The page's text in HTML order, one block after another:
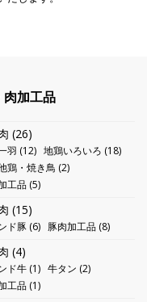
肉加工品
(26)
羽 (12) 地鶏いろいろ (18)
鶏・焼き鳥 (2)
工品 (5)
(15)
ド豚 (6) 豚肉加工品 (8)
(4)
ド牛 (1) 牛タン (2)
工品 (1)